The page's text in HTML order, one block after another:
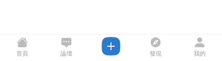
首頁 論壇 發現 我的